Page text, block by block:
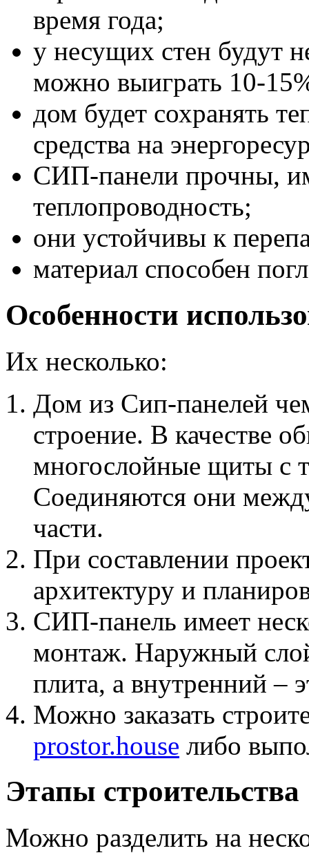
время года;
у несущих стен будут
можно выиграть 10-
дом будет сохранять
средства на
СИП-панели прочны,
теплопроводность;
они устойчивы к
материал способен
Особенности
Их несколько:
Дом из Сип-панелей
строение. В качестве
многослойные щиты с
Соединяются они
части.
При составлении
архитектуру и
СИП-панель имеет
монтаж. Наружный
плита, а внутренний –
Можно заказать
prostor.house либо
Этапы строительства
Можно разделить на